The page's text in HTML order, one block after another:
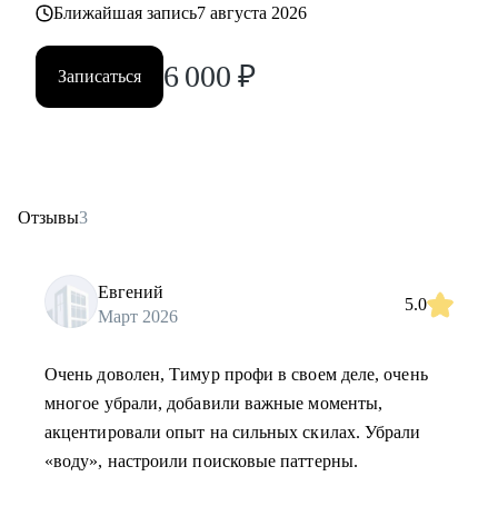
Ближайшая запись7 августа 2026
Записаться 6 000 ₽
Отзывы3
Евгений
Март 2026
5.0
Очень доволен, Тимур профи в своем деле, очень
многое убрали, добавили важные моменты,
акцентировали опыт на сильных скилах. Убрали
«воду», настроили поисковые паттерны.